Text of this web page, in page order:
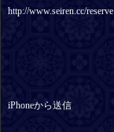
http://www.seiren.cc/reserve
iPhoneから送信